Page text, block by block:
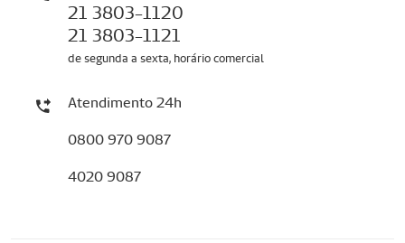
21 3803-1120
21 3803-1121
de segunda a sexta, horário comercial
Atendimento 24h
0800 970 9087
4020 9087